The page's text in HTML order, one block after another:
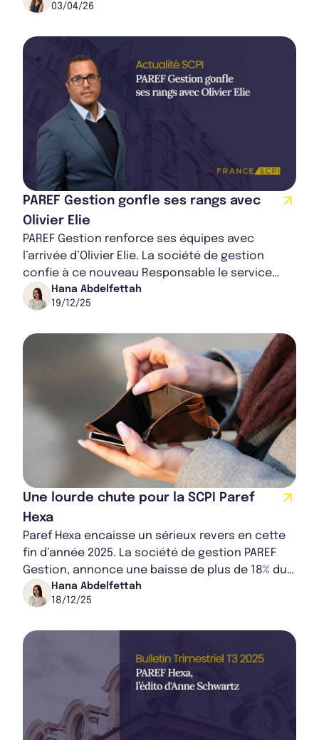
03/04/26
PAREF Gestion gonfle ses rangs avec
Olivier Elie
PAREF Gestion renforce ses équipes avec
l’arrivée d’Olivier Elie. La société de gestion
confie à ce nouveau Responsable le service
Senior Relations Partenaires & Investisseurs le
d...
Hana Abdelfettah
19/12/25
Une lourde chute pour la SCPI Paref
Hexa
Paref Hexa encaisse un sérieux revers en cette
fin d’année 2025. La société de gestion PAREF
Gestion, annonce une baisse de plus de 18% du
prix de part de sa SCPI, qui passe de 210...
Hana Abdelfettah
18/12/25